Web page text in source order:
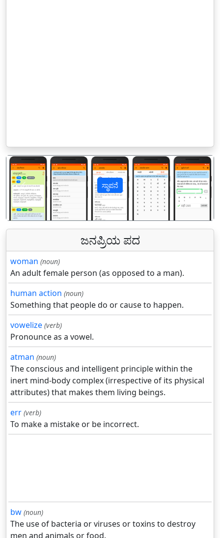
ಸ್ಥಾಪನೆ
पिछला
ಜನಪ್ರಿಯ ಪದ
woman (noun)
An adult female person (as opposed to a man).
human action (noun)
Something that people do or cause to happen.
vowelize (verb)
Pronounce as a vowel.
atman (noun)
The conscious and intelligent principle within the
inert mind-body complex (irrespective of its physical
attributes) that makes them living beings.
err (verb)
To make a mistake or be incorrect.
bw (noun)
The use of bacteria or viruses or toxins to destroy
men and animals or food.